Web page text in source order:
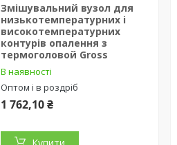
Змішувальний вузол для
низькотемпературних і
високотемпературних
контурів опалення з
термоголовой Gross
В наявності
Оптом і в роздріб
1 762,10 ₴